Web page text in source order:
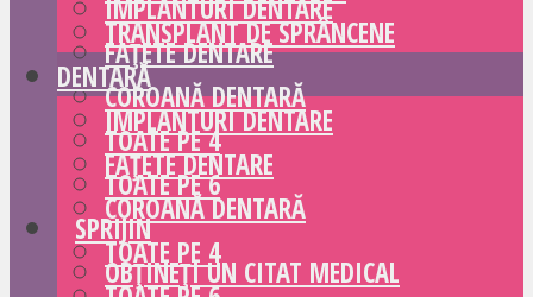
IMPLANTURI DENTARE
FAȚETE DENTARE
COROANĂ DENTARĂ
TOATE PE 4
TOATE PE 6
SPRIJIN
OBȚINEȚI UN CITAT MEDICAL
TRANSPLANT DE SPRÂNCENE
DENTARĂ
IMPLANTURI DENTARE
FAȚETE DENTARE
COROANĂ DENTARĂ
TOATE PE 4